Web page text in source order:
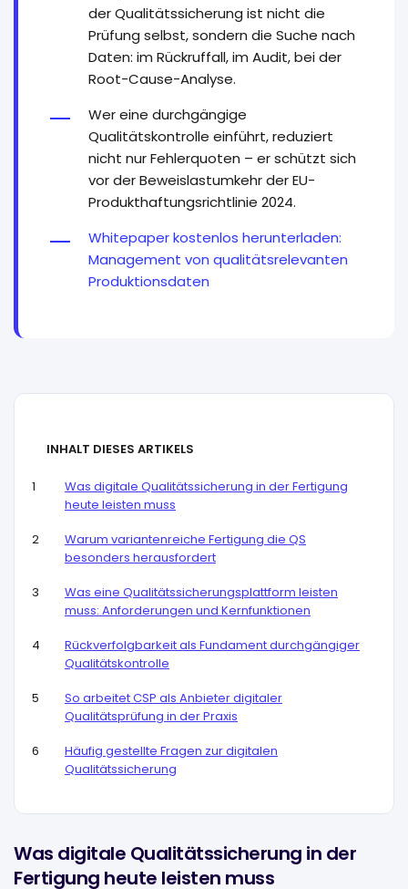
der Qualitätssicherung ist nicht die
Prüfung selbst, sondern die Suche nach
Daten: im Rückruffall, im Audit, bei der
Root-Cause-Analyse.
Wer eine durchgängige
Qualitätskontrolle einführt, reduziert
nicht nur Fehlerquoten – er schützt sich
vor der Beweislastumkehr der EU-
Produkthaftungsrichtlinie 2024.
Whitepaper kostenlos herunterladen:
Management von qualitätsrelevanten
Produktionsdaten
INHALT DIESES ARTIKELS
Was digitale Qualitätssicherung in der Fertigung
heute leisten muss
Warum variantenreiche Fertigung die QS
besonders herausfordert
Was eine Qualitätssicherungsplattform leisten
muss: Anforderungen und Kernfunktionen
Rückverfolgbarkeit als Fundament durchgängiger
Qualitätskontrolle
So arbeitet CSP als Anbieter digitaler
Qualitätsprüfung in der Praxis
Häufig gestellte Fragen zur digitalen
Qualitätssicherung
Was digitale Qualitätssicherung in der
Fertigung heute leisten muss